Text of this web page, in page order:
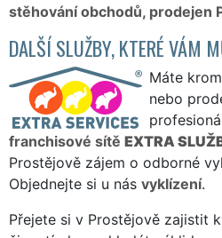
stěhování obchodů, prodejen
DALŠÍ SLUŽBY, KTERÉ VÁM
Máte
nebo
franchisové sítě EXTRA
Prostějově zájem o odborné
Objednejte si u nás vyklízení.
Přejete si v Prostějově zajistit